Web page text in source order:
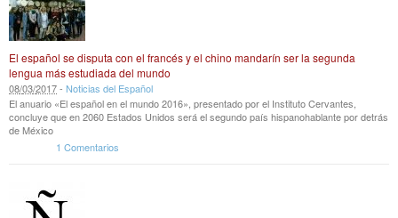
El español se disputa con el francés y el chino mandarín ser la segunda
lengua más estudiada del mundo
08/03/2017- Noticias del Español
El anuario «El español en el mundo 2016», presentado por el Instituto Cervantes,
concluye que en 2060 Estados Unidos será el segundo país hispanohablante por detrás
de México
1 Comentarios